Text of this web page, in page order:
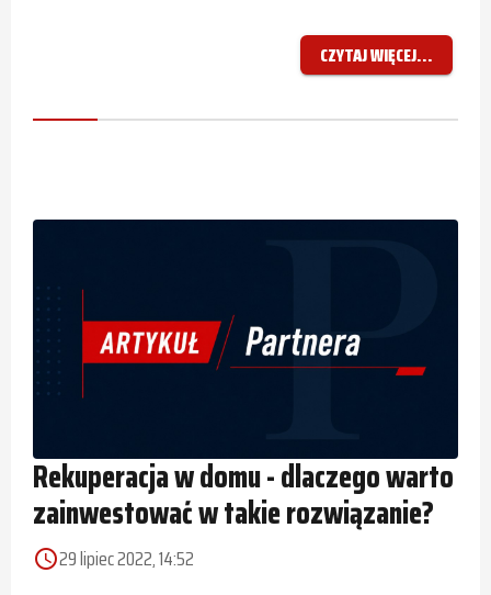
CZYTAJ WIĘCEJ...
Rekuperacja w domu - dlaczego warto
zainwestować w takie rozwiązanie?
access_time29 lipiec 2022, 14:52